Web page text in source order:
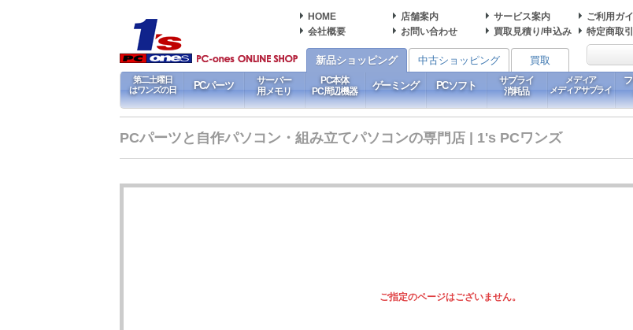
HOME 店舗案内 サービス案内 ご利用ガ
会社概要
お問い合わせ 買取見積り/申込み 特定商取
新品ショッピング 中古ショッピング 買取
第二土曜日
はワンズの日
PCパーツ
サーバー
用メモリ
PC本体
PC周辺機器
ゲーミング PCソフト
サプライ
消耗品
メディア
メディアサプライ
PCパーツと自作パソコン・組み立てパソコンの専門店 | 1's PCワンズ
ご指定のページはございません。